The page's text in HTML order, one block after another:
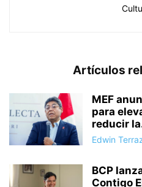
Artículos
MEF
para
reducir
Edwin
BCP
Contigo